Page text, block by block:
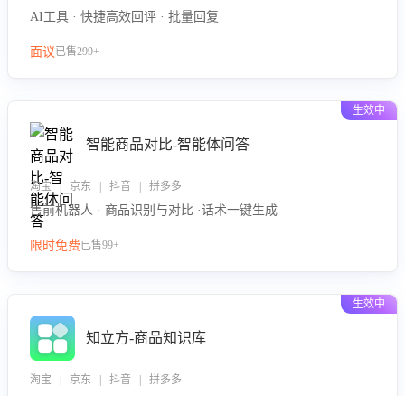
AI工具 · 快捷高效回评 · 批量回复
面议已售299+
生效中
智能商品对比-智能体问答
淘宝 | 京东 | 抖音 | 拼多多
售前机器人 · 商品识别与对比 ·话术一键生成
限时免费已售99+
生效中
知立方-商品知识库
淘宝 | 京东 | 抖音 | 拼多多